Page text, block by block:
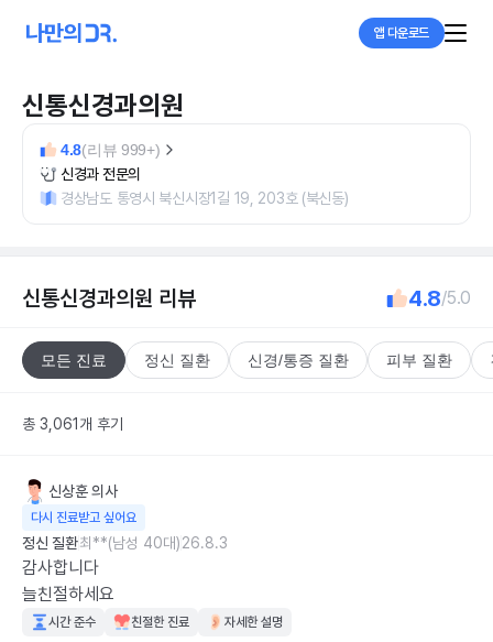
앱 다운로드
신통신경과의원
4.8(리뷰 999+)
신경과 전문의
경상남도 통영시 북신시장1길 19, 203호 (북신동)
신통신경과의원 리뷰 4.8/5.0
모든 진료 정신 질환 신경/통증 질환 피부 질환
총 3,061개 후기
신상훈의사
다시 진료받고 싶어요
정신 질환최**(남성 40대)26.8.3
감사합니다
늘친절하세요
시간 준수 친절한 진료 자세한 설명